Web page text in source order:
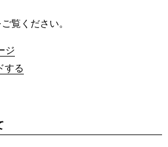
覧ください。
ジ
する